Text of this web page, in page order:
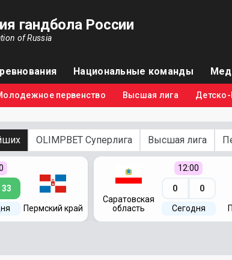
гандбола России
of Russia
Национальные команды
первенство Высшая лига
OLIMPBET Суперлига Высшая лига
33
Пермский край
Саратовская
область
12:00
0 0
Сегодня